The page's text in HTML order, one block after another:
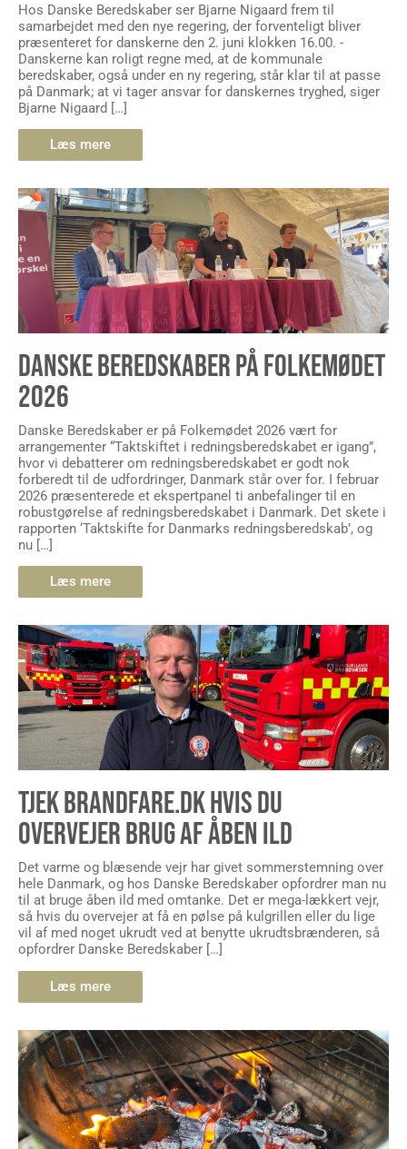
Hos Danske Beredskaber ser Bjarne Nigaard frem til
samarbejdet med den nye regering, der forventeligt bliver
præsenteret for danskerne den 2. juni klokken 16.00. -
Danskerne kan roligt regne med, at de kommunale
beredskaber, også under en ny regering, står klar til at passe
på Danmark; at vi tager ansvar for danskernes tryghed, siger
Bjarne Nigaard […]
Læs mere
DANSKE BEREDSKABER PÅ FOLKEMØDET
2026
Danske Beredskaber er på Folkemødet 2026 vært for
arrangementer “Taktskiftet i redningsberedskabet er igang”,
hvor vi debatterer om redningsberedskabet er godt nok
forberedt til de udfordringer, Danmark står over for. I februar
2026 præsenterede et ekspertpanel ti anbefalinger til en
robustgørelse af redningsberedskabet i Danmark. Det skete i
rapporten ‘Taktskifte for Danmarks redningsberedskab’, og
nu […]
Læs mere
TJEK BRANDFARE.DK HVIS DU
OVERVEJER BRUG AF ÅBEN ILD
Det varme og blæsende vejr har givet sommerstemning over
hele Danmark, og hos Danske Beredskaber opfordrer man nu
til at bruge åben ild med omtanke. Det er mega-lækkert vejr,
så hvis du overvejer at få en pølse på kulgrillen eller du lige
vil af med noget ukrudt ved at benytte ukrudtsbrænderen, så
opfordrer Danske Beredskaber […]
Læs mere